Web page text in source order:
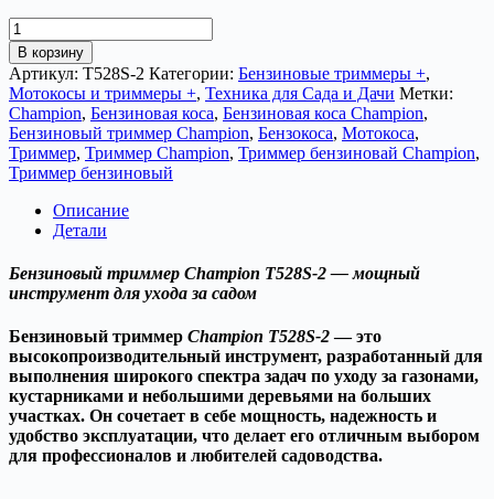
Количество
товара
Бензиновый
триммер
CHAMPION
T528S-
2
В корзину
Артикул: T528S-2 Категории: Бензиновые триммеры +,
Мотокосы и триммеры +, Техника для Сада и Дачи Метки:
Champion, Бензиновая коса, Бензиновая коса Champion,
Бензиновый триммер Champion, Бензокоса, Мотокоса,
Триммер, Триммер Champion, Триммер бензиновай Champion,
Триммер бензиновый
Описание
Детали
Бензиновый триммер Champion T528S-2 — мощный
инструмент для ухода за садом
Бензиновый триммер Champion T528S-2— это
высокопроизводительный инструмент, разработанный для
выполнения широкого спектра задач по уходу за газонами,
кустарниками и небольшими деревьями на больших
участках. Он сочетает в себе мощность, надежность и
удобство эксплуатации, что делает его отличным выбором
для профессионалов и любителей садоводства.